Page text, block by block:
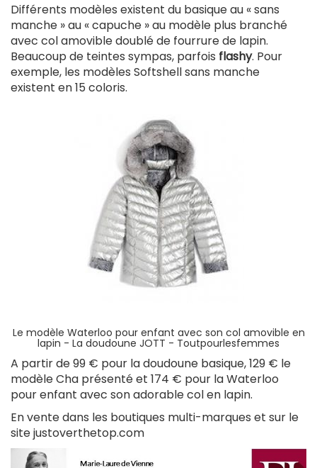
Différents modèles existent du basique au « sans
manche » au « capuche » au modèle plus branché
avec col amovible doublé de fourrure de lapin.
Beaucoup de teintes sympas, parfois flashy. Pour
exemple, les modèles Softshell sans manche
existent en 15 coloris.
Le modèle Waterloo pour enfant avec son col amovible en
lapin - La doudoune JOTT - Toutpourlesfemmes
A partir de 99 € pour la doudoune basique, 129 € le
modèle Cha présenté et 174 € pour la Waterloo
pour enfant avec son adorable col en lapin.
En vente dans les boutiques multi-marques et sur le
site justoverthetop.com